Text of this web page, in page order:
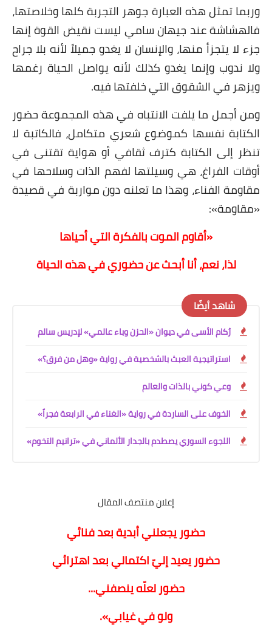
وربما تمثل هذه العبارة جوهر التجربة كلها وخلاصتها،
فالهشاشة عند جيهان سامي ليست نقيض القوة إنها
جزء لا يتجزأ منها، والإنسان لا يغدو جميلاً لأنه بلا جراح
ولا ندوب وإنما يغدو كذلك لأنه يواصل الحياة رغمها
ويزهر في الشقوق التي خلفتها فيه.
ومن أجمل ما يلفت الانتباه في هذه المجموعة حضور
الكتابة نفسها كموضوع شعري متكامل، فالكاتبة لا
تنظر إلى الكتابة كترف ثقافي أو هواية تقتنى في
أوقات الفراغ، هي وسيلتها لفهم الذات وسلاحها في
مقاومة الفناء، وهذا ما تعلنه دون مواربة في قصيدة
«مقاومة»:
«أقاوم الموت بالفكرة التي أحياها
لذا، نعم، أنا أبحث عن حضوري في هذه الحياة
شاهد أيضًا
رُكام الأسى في ديوان «الحزن وباء عالمي» لإدريس سالم
استراتيجية العبث بالشخصية في رواية «وهل من فرق؟»
وعي كوني بالذات والعالم
الخوف على الساردة في رواية «الغناء في الرابعة فجراً»
اللجوء السوري يصطدم بالجدار الألماني في «ترانيم التخوم»
إعلان منتصف المقال
حضور يجعلني أبدية بعد فنائي
حضور يعيد إليّ اكتمالي بعد اهترائي
حضور لعلّه ينصفني...
ولو في غيابي».